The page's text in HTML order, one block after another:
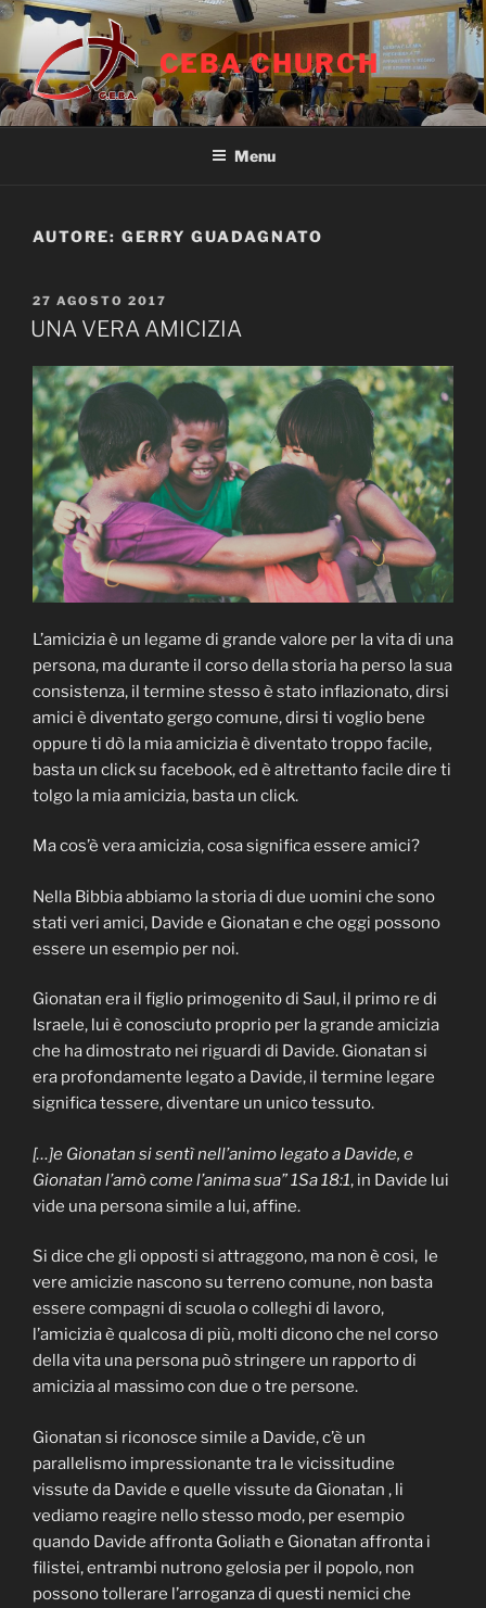
Salta
contenuto
CEBA CHURCH
Menu
AUTORE: GERRY GUADAGNATO
PUBBLICATO
IL
27 AGOSTO 2017
UNA VERA AMICIZIA
L’amicizia è un legame di grande valore per la vita di una
persona, ma durante il corso della storia ha perso la sua
consistenza, il termine stesso è stato inflazionato, dirsi
amici è diventato gergo comune, dirsi ti voglio bene
oppure ti dò la mia amicizia è diventato troppo facile,
basta un click su facebook, ed è altrettanto facile dire ti
tolgo la mia amicizia, basta un click.
Ma cos’è vera amicizia, cosa significa essere amici?
Nella Bibbia abbiamo la storia di due uomini che sono
stati veri amici, Davide e Gionatan e che oggi possono
essere un esempio per noi.
Gionatan era il figlio primogenito di Saul, il primo re di
Israele, lui è conosciuto proprio per la grande amicizia
che ha dimostrato nei riguardi di Davide. Gionatan si
era profondamente legato a Davide, il termine legare
significa tessere, diventare un unico tessuto.
[…]e Gionatan si sentì nell’animo legato a Davide, e
Gionatan l’amò come l’anima sua” 1Sa 18:1, in Davide lui
vide una persona simile a lui, affine.
Si dice che gli opposti si attraggono, ma non è cosi, le
vere amicizie nascono su terreno comune, non basta
essere compagni di scuola o colleghi di lavoro,
l’amicizia è qualcosa di più, molti dicono che nel corso
della vita una persona può stringere un rapporto di
amicizia al massimo con due o tre persone.
Gionatan si riconosce simile a Davide, c’è un
parallelismo impressionante tra le vicissitudine
vissute da Davide e quelle vissute da Gionatan , li
vediamo reagire nello stesso modo, per esempio
quando Davide affronta Goliath e Gionatan affronta i
filistei, entrambi nutrono gelosia per il popolo, non
possono tollerare l’arroganza di questi nemici che